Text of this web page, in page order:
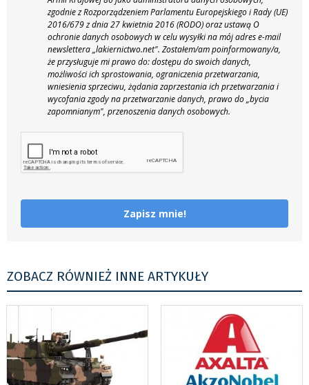
zgodnie z Rozporządzeniem Parlamentu Europejskiego i Rady (UE)
2016/679 z dnia 27 kwietnia 2016 (RODO) oraz ustawą O
ochronie danych osobowych w celu wysyłki na mój adres e-mail
newslettera „lakiernictwo.net". Zostałem/am poinformowany/a,
że przysługuje mi prawo do: dostępu do swoich danych,
możliwości ich sprostowania, ograniczenia przetwarzania,
wniesienia sprzeciwu, żądania zaprzestania ich przetwarzania i
wycofania zgody na przetwarzanie danych, prawo do „bycia
zapomnianym", przenoszenia danych osobowych.
Zapisz mnie!
ZOBACZ RÓWNIEŻ INNE ARTYKUŁY